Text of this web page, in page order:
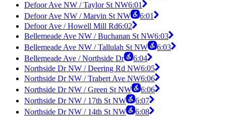
Defoor Ave NW / Taylor St NW6:01
Defoor Ave NW / Marvin St NW
6:01
Defoor Ave / Howell Mill Rd6:02
Bellemeade Ave NW / Buchanan St NW6:03
Bellemeade Ave NW / Tallulah St NW
6:03
Bellemeade Ave / Northside Dr
6:04
Northside Dr NW / Deering Rd NW6:05
Northside Dr NW / Trabert Ave NW6:06
Northside Dr NW / Green St NW
6:06
Northside Dr NW / 17th St NW
6:07
Northside Dr NW / 14th St NW
6:08